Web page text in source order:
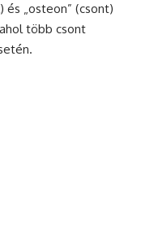
és „osteon” (csont)
több csont